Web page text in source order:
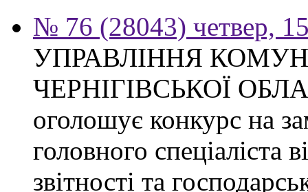
№ 76 (28043) четвер,
УПРАВЛІННЯ
ЧЕРНІГІВСЬКОЇ
оголошує конкурс на
головного спеціаліста
звітності та